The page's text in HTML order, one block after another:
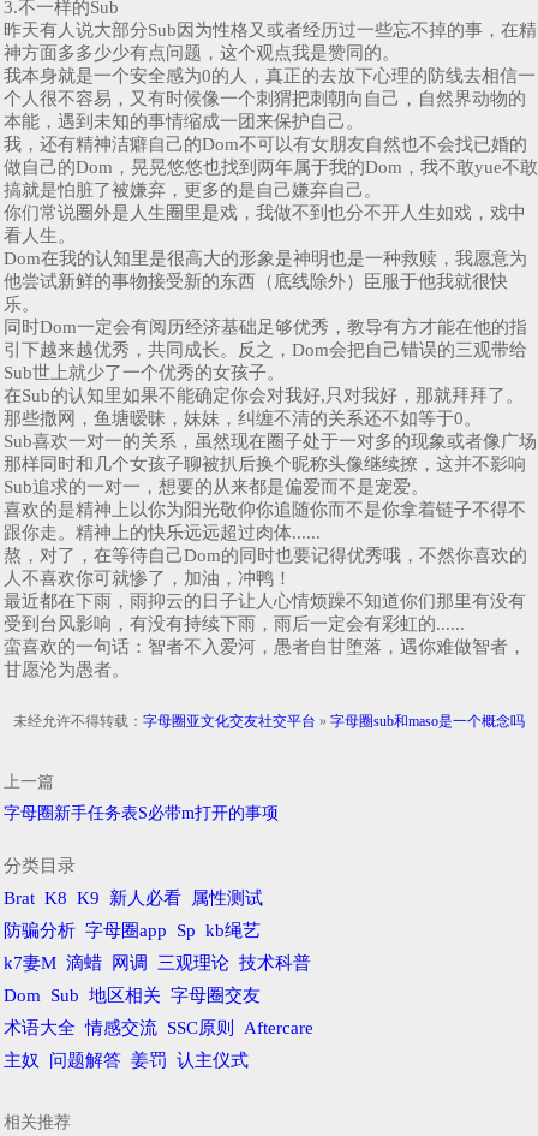
3.不一样的Sub
昨天有人说大部分Sub因为性格又或者经历过一些忘不掉的事，在精
神方面多多少少有点问题，这个观点我是赞同的。
我本身就是一个安全感为0的人，真正的去放下心理的防线去相信一
个人很不容易，又有时候像一个刺猬把刺朝向自己，自然界动物的
本能，遇到未知的事情缩成一团来保护自己。
我，还有精神洁癖自己的Dom不可以有女朋友自然也不会找已婚的
做自己的Dom，晃晃悠悠也找到两年属于我的Dom，我不敢yue不敢
搞就是怕脏了被嫌弃，更多的是自己嫌弃自己。
你们常说圈外是人生圈里是戏，我做不到也分不开人生如戏，戏中
看人生。
Dom在我的认知里是很高大的形象是神明也是一种救赎，我愿意为
他尝试新鲜的事物接受新的东西（底线除外）臣服于他我就很快
乐。
同时Dom一定会有阅历经济基础足够优秀，教导有方才能在他的指
引下越来越优秀，共同成长。反之，Dom会把自己错误的三观带给
Sub世上就少了一个优秀的女孩子。
在Sub的认知里如果不能确定你会对我好,只对我好，那就拜拜了。
那些撒网，鱼塘暧昧，妹妹，纠缠不清的关系还不如等于0。
Sub喜欢一对一的关系，虽然现在圈子处于一对多的现象或者像广场
那样同时和几个女孩子聊被扒后换个昵称头像继续撩，这并不影响
Sub追求的一对一，想要的从来都是偏爱而不是宠爱。
喜欢的是精神上以你为阳光敬仰你追随你而不是你拿着链子不得不
跟你走。精神上的快乐远远超过肉体......
熬，对了，在等待自己Dom的同时也要记得优秀哦，不然你喜欢的
人不喜欢你可就惨了，加油，冲鸭！
最近都在下雨，雨抑云的日子让人心情烦躁不知道你们那里有没有
受到台风影响，有没有持续下雨，雨后一定会有彩虹的......
蛮喜欢的一句话：智者不入爱河，愚者自甘堕落，遇你难做智者，
甘愿沦为愚者。
未经允许不得转载： 字母圈亚文化交友社交平台 » 字母圈sub和maso是一个概念吗
上一篇
字母圈新手任务表S必带m打开的事项
分类目录
Brat K8 K9 新人必看
属性测试
防骗分析 字母圈app Sp kb绳艺
k7妻M 滴蜡 网调 三观理论 技术科普
Dom
Sub 地区相关 字母圈交友
术语大全 情感交流 SSC原则
Aftercare
主奴
问题解答 姜罚 认主仪式
相关推荐